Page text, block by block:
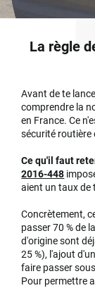
La règle
Avant de te
comprendre la
en France. Ce
sécurité routière
Ce qu'il faut
2016-448
aient un taux de
Concrètement,
passer 70 % de
d'origine sont
25 %), l'ajout
faire passer
Pour permettre